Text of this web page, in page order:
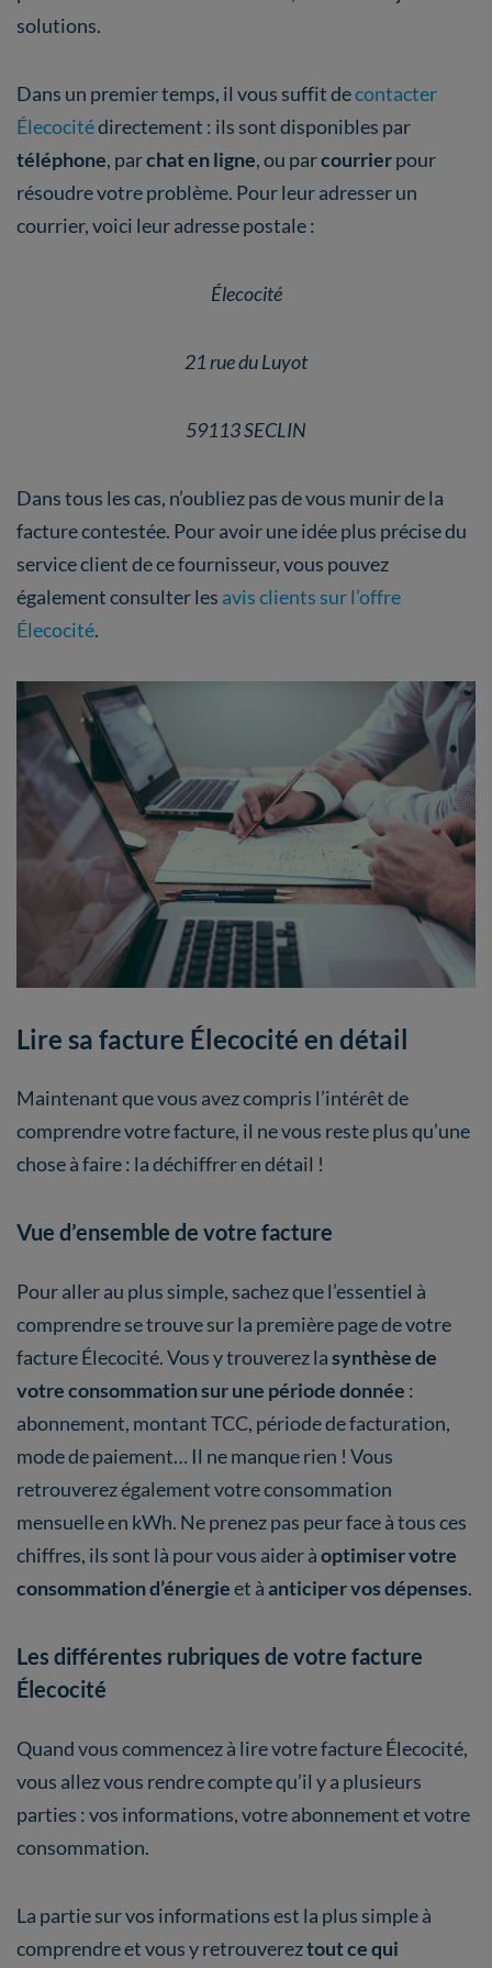
solutions.
Dans un premier temps, il vous suffit decontacter
Élecocitédirectement : ils sont disponibles par
téléphone, parchat en ligne, ou parcourrierpour
résoudre votre problème. Pour leur adresser un
courrier, voici leur adresse postale :
Élecocité
21 rue du Luyot
59113 SECLIN
Dans tous les cas, n’oubliez pas de vous munir de la
facture contestée. Pour avoir une idée plus précise du
service client de ce fournisseur, vous pouvez
également consulter les avis clients sur l’offre
Élecocité.
Lire sa facture Élecocité en détail
Maintenant que vous avez compris l’intérêt de
comprendre votre facture, il ne vous reste plus qu’une
chose à faire : la déchiffrer en détail !
Vue d’ensemble de votre facture
Pour aller au plus simple, sachez que l’essentiel à
comprendre se trouve sur la première page de votre
facture Élecocité. Vous y trouverez lasynthèse de
votre consommation sur une période donnée :
abonnement, montant TCC, période de facturation,
mode de paiement… Il ne manque rien ! Vous
retrouverez également votre consommation
mensuelle en kWh. Ne prenez pas peur face à tous ces
chiffres, ils sont là pour vous aider àoptimiser votre
consommation d’énergieet àanticiper vos dépenses.
Les différentes rubriques de votre facture
Élecocité
Quand vous commencez à lire votre facture Élecocité,
vous allez vous rendre compte qu’il y a plusieurs
parties : vos informations, votre abonnement et votre
consommation.
La partie sur vos informations est la plus simple à
comprendre et vous y retrouvereztout ce qui